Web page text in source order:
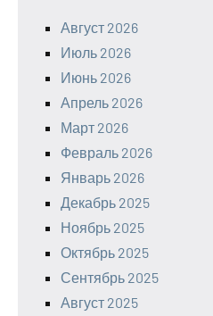
Август 2026
Июль 2026
Июнь 2026
Апрель 2026
Март 2026
Февраль 2026
Январь 2026
Декабрь 2025
Ноябрь 2025
Октябрь 2025
Сентябрь 2025
Август 2025